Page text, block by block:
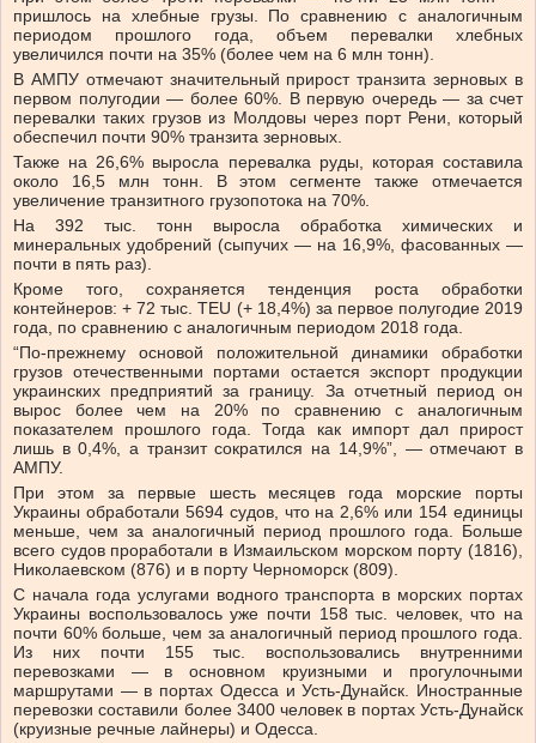
пришлось на хлебные грузы. По сравнению с аналогичным
периодом прошлого года, объем перевалки хлебных
увеличился почти на 35% (более чем на 6 млн тонн).
В АМПУ отмечают значительный прирост транзита зерновых в
первом полугодии — более 60%. В первую очередь — за счет
перевалки таких грузов из Молдовы через порт Рени, который
обеспечил почти 90% транзита зерновых.
Также на 26,6% выросла перевалка руды, которая составила
около 16,5 млн тонн. В этом сегменте также отмечается
увеличение транзитного грузопотока на 70%.
На 392 тыс. тонн выросла обработка химических и
минеральных удобрений (сыпучих — на 16,9%, фасованных —
почти в пять раз).
Кроме того, сохраняется тенденция роста обработки
контейнеров: + 72 тыс. TEU (+ 18,4%) за первое полугодие 2019
года, по сравнению с аналогичным периодом 2018 года.
“По-прежнему основой положительной динамики обработки
грузов отечественными портами остается экспорт продукции
украинских предприятий за границу. За отчетный период он
вырос более чем на 20% по сравнению с аналогичным
показателем прошлого года. Тогда как импорт дал прирост
лишь в 0,4%, а транзит сократился на 14,9%”, — отмечают в
АМПУ.
При этом за первые шесть месяцев года морские порты
Украины обработали 5694 судов, что на 2,6% или 154 единицы
меньше, чем за аналогичный период прошлого года. Больше
всего судов проработали в Измаильском морском порту (1816),
Николаевском (876) и в порту Черноморск (809).
С начала года услугами водного транспорта в морских портах
Украины воспользовалось уже почти 158 тыс. человек, что на
почти 60% больше, чем за аналогичный период прошлого года.
Из них почти 155 тыс. воспользовались внутренними
перевозками — в основном круизными и прогулочными
маршрутами — в портах Одесса и Усть-Дунайск. Иностранные
перевозки составили более 3400 человек в портах Усть-Дунайск
(круизные речные лайнеры) и Одесса.